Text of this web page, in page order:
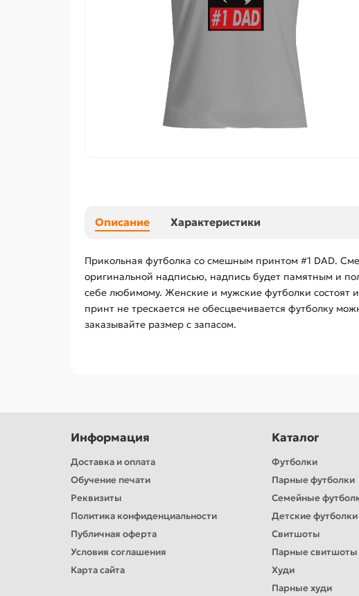
Описание Характеристики
Прикольная футболка со смешным принтом #1 DAD.
оригинальной надписью, надпись будет памятным и
себе любимому. Женские и мужские футболки состоят
принт не трескается не обесцвечивается футболку
заказывайте размер с запасом.
Информация
Доставка и оплата
Обучение печати
Реквизиты
Политика конфиденциальности
Публичная оферта
Условия соглашения
Карта сайта
Каталог
Футболки
Парные футболки
Семейные
Детские футболки
Свитшоты
Парные свитшоты
Худи
Парные худи